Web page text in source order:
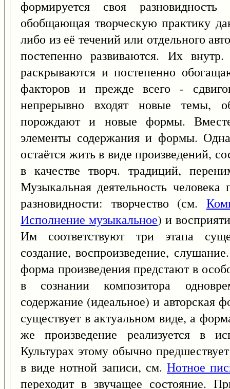
формируется своя
обобщающая творческую практику
либо из её течений или отдельного
постепенно развиваются. Их
раскрываются и постепенно
факторов и прежде всего -
непрерывно входят новые темы,
порождают и новые формы.
элементы содержания и формы.
остаётся жить в виде произведений,
в качестве творч. традиций,
Музыкальная деятельность человека
разновидности: творчество (см.
Исполнение музыкальное) и
Им соответствуют три этапа
создание, воспроизведение,
форма произведения предстают в
в сознании композитора
содержание (идеальное) и авторская
существует в актуальном виде, а
же произведение реализуется в
Культурах этому обычно
в виде нотной записи, см.Нотное
переходит в звучащее состояние.